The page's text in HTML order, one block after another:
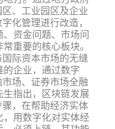
、工业园区及企业
化管理进行改造，
资金问题、市场问
重要的核心板块。
际资本市场的无缝
企业，通过数字
场、证券市场全融
指出，区块链发展
，在帮助经济实体
用数字化对实体经